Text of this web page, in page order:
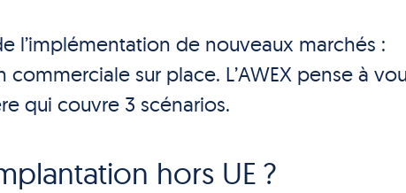
l’implémentation de nouveaux marchés :
commerciale sur place. L’AWEX pense à
qui couvre 3 scénarios.
hors UE ?